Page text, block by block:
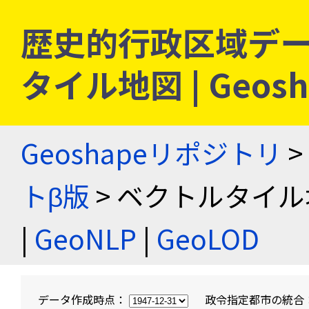
歴史的行政区域デ
タイル地図 |
Geoshapeリポジトリ >
トβ版 > ベクトルタイ
| GeoNLP | GeoLOD
データ作成時点： 政令指定都市の統